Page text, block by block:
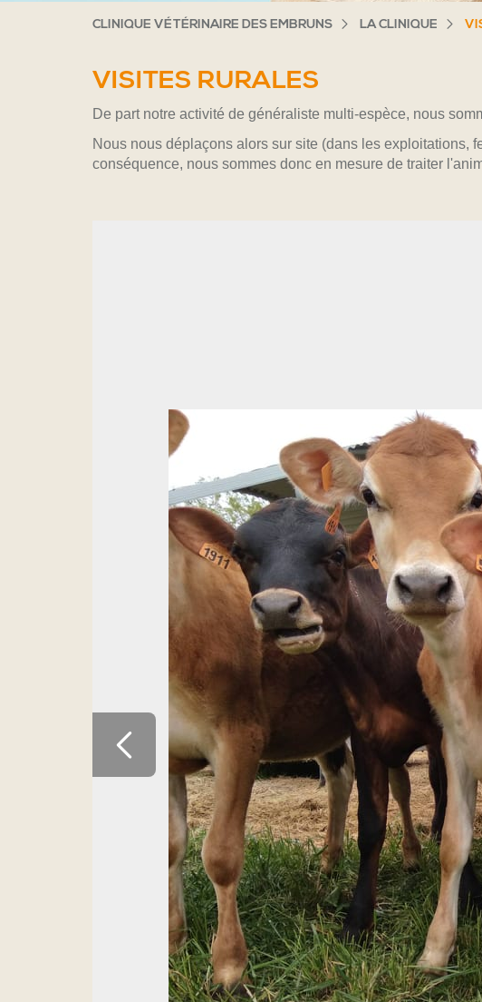
CLINIQUE VÉTÉRINAIRE DES EMBRUNS LA CLINIQUE
VISITES RURALES
De part notre activité de généraliste multi-espèce, nous
Nous nous déplaçons alors sur site (dans les exploitations,
conséquence, nous sommes donc en mesure de traiter